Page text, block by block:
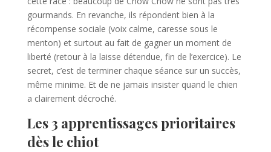
gourmands. En revanche, ils répondent bien à la
récompense sociale (voix calme, caresse sous le
menton) et surtout au fait de gagner un moment de
liberté (retour à la laisse détendue, fin de l’exercice). Le
secret, c’est de terminer chaque séance sur un succès,
même minime. Et de ne jamais insister quand le chien
a clairement décroché.
Les 3 apprentissages prioritaires
dès le chiot